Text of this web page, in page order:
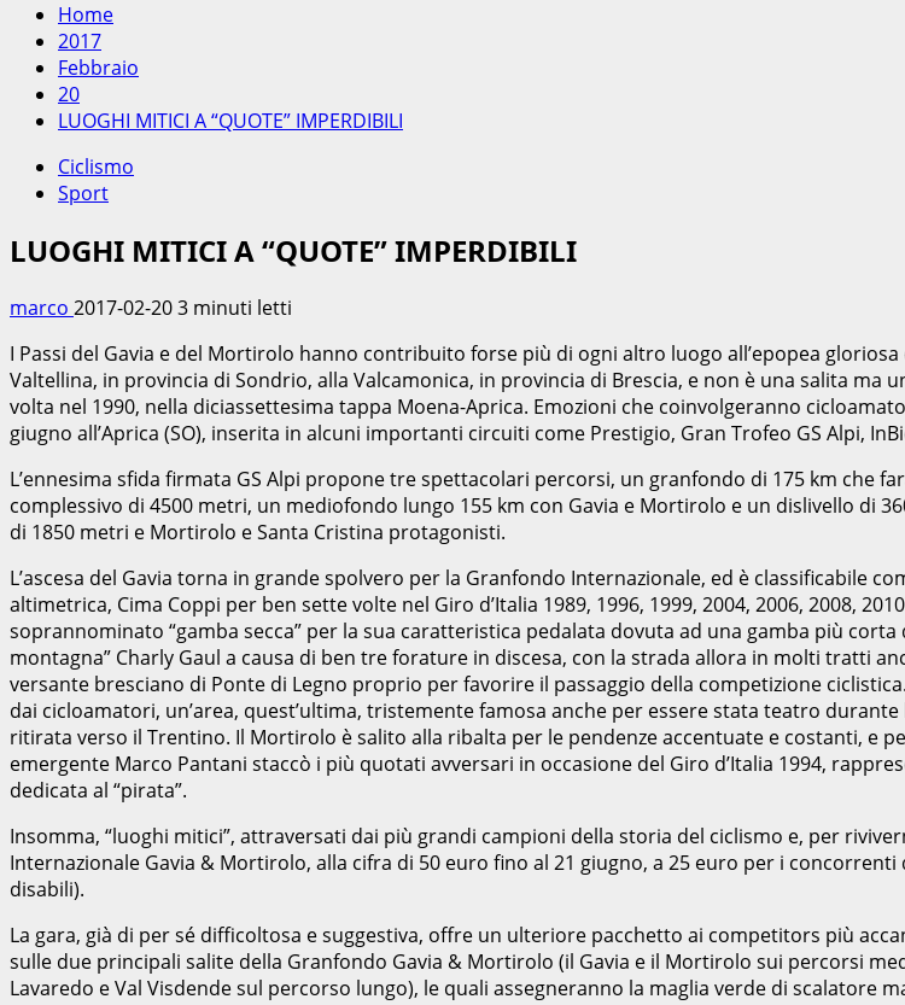
Home
2017
Febbraio
20
LUOGHI MITICI A “QUOTE” IMPERDIBILI
Ciclismo
Sport
LUOGHI MITICI A “QUOTE” IMPERDIBILI
marco 2017-02-203 minuti letti
I Passi del Gavia e del Mortirolo hanno contribuito forse più di ogni altro luogo all’epopea
Valtellina, in provincia di Sondrio, alla Valcamonica, in provincia di Brescia, e non è una salita ma
volta nel 1990, nella diciassettesima tappa Moena-Aprica. Emozioni che coinvolgeranno
giugno all’Aprica (SO), inserita in alcuni importanti circuiti come Prestigio, Gran Trofeo GS Alpi,
L’ennesima sfida firmata GS Alpi propone tre spettacolari percorsi, un granfondo di 175 km che
complessivo di 4500 metri, un mediofondo lungo 155 km con Gavia e Mortirolo e un dislivello di
di 1850 metri e Mortirolo e Santa Cristina protagonisti.
L’ascesa del Gavia torna in grande spolvero per la Granfondo Internazionale, ed è classificabile
altimetrica, Cima Coppi per ben sette volte nel Giro d’Italia 1989, 1996, 1999, 2004, 2006, 2008,
soprannominato “gamba secca” per la sua caratteristica pedalata dovuta ad una gamba più corta
montagna” Charly Gaul a causa di ben tre forature in discesa, con la strada allora in molti tratti
versante bresciano di Ponte di Legno proprio per favorire il passaggio della competizione
dai cicloamatori, un’area, quest’ultima, tristemente famosa anche per essere stata teatro
ritirata verso il Trentino. Il Mortirolo è salito alla ribalta per le pendenze accentuate e costanti, e
emergente Marco Pantani staccò i più quotati avversari in occasione del Giro d’Italia 1994,
dedicata al “pirata”.
Insomma, “luoghi mitici”, attraversati dai più grandi campioni della storia del ciclismo e, per
Internazionale Gavia & Mortirolo, alla cifra di 50 euro fino al 21 giugno, a 25 euro per i
disabili).
La gara, già di per sé difficoltosa e suggestiva, offre un ulteriore pacchetto ai competitors più
sulle due principali salite della Granfondo Gavia & Mortirolo (il Gavia e il Mortirolo sui percorsi
Lavaredo e Val Visdende sul percorso lungo), le quali assegneranno la maglia verde di